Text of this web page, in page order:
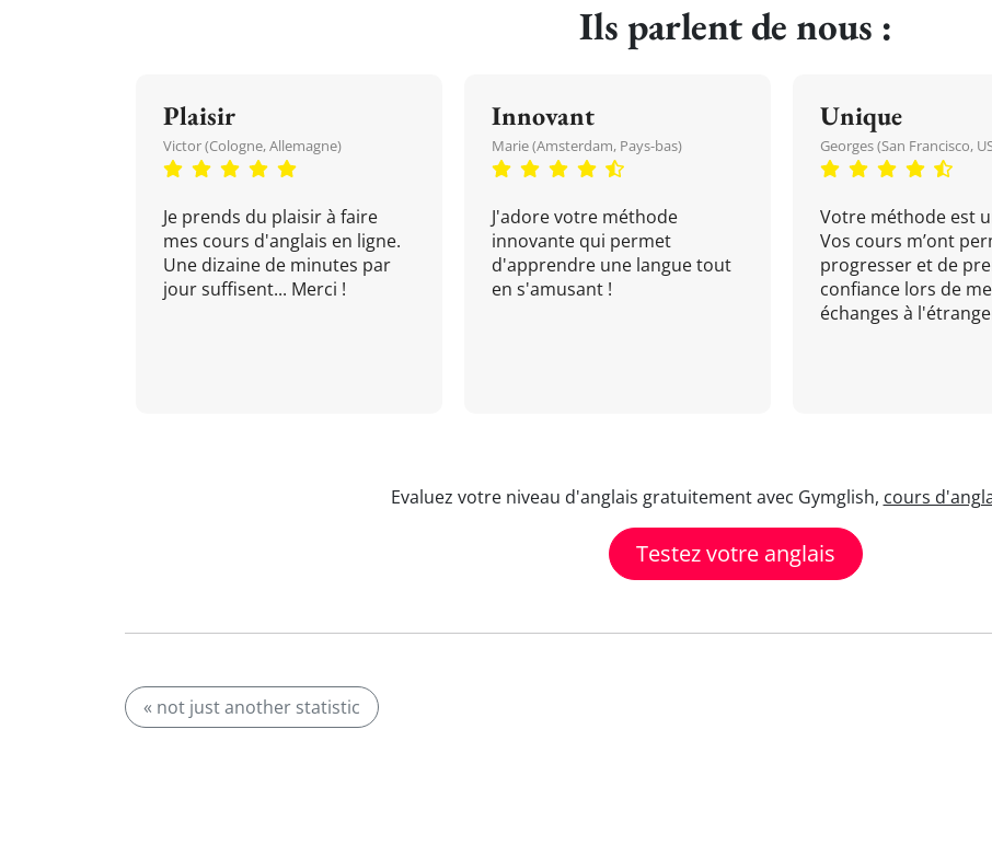
Ils parlent de nous :
Plaisir
Victor (Cologne, Allemagne)
Je prends du plaisir à faire
mes cours d'anglais en ligne.
Une dizaine de minutes par
jour suffisent... Merci !
Innovant
Marie (Amsterdam, Pays-bas)
J'adore votre méthode
innovante qui permet
d'apprendre une langue tout
en s'amusant !
Unique
Georges (San Francisco,
Votre méthode est
Vos cours m’ont
progresser et de
confiance lors de
échanges à
Evaluez votre niveau d'anglais gratuitement avec Gymglish, cours
Testez votre anglais
« not just another statistic